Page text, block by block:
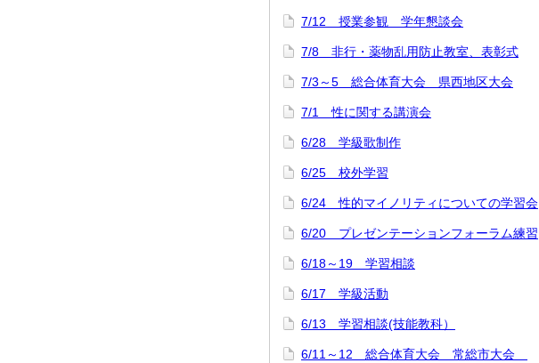
7/12 授業参観 学年懇談会
7/8 非行・薬物乱用防止教室、表彰式
7/3～5 総合体育大会 県西地区大会
7/1 性に関する講演会
6/28 学級歌制作
6/25 校外学習
6/24 性的マイノリティについての学習会
6/20 プレゼンテーションフォーラム練習
6/18～19 学習相談
6/17 学級活動
6/13 学習相談(技能教科）
6/11～12 総合体育大会 常総市大会